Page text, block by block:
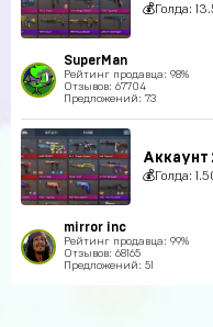
💰Голда:
SuperMan
Рейтинг продавца: 98%
Отзывов: 67704
Предложений: 73
Аккаунт
💰Голда:
mirror inc
Рейтинг продавца: 99%
Отзывов: 68165
Предложений: 51